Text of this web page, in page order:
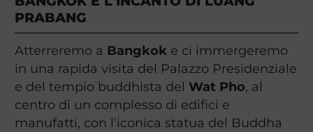
PRABANG
Atterreremo a Bangkok e ci immergeremo
in una rapida visita del Palazzo Presidenziale
e del tempio buddhista del Wat Pho, al
centro di un complesso di edifici e
manufatti, con l'iconica statua del Buddha